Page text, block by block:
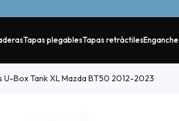
Tapas plegablesTapas retráctiles
U-Box Tank XL Mazda BT50 2012-2023